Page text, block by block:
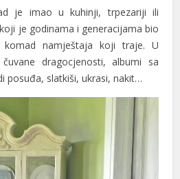
je imao u kuhinji, trpezariji ili
je godinama i generacijama bio
namještaja koji traje. U
dragocjenosti, albumi sa
posuđa, slatkiši, ukrasi, nakit…